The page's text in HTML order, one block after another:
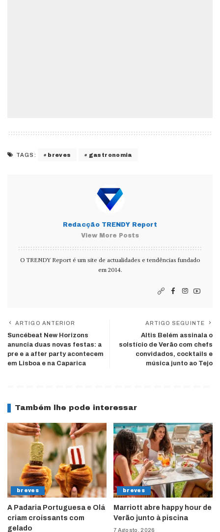
TAGS: breves gastronomia
Redacção TRENDY Report
View More Posts
O TRENDY Report é um site de actualidades e tendências fundado
em 2014.
ARTIGO ANTERIOR
Suncébeat New Horizons
anuncia duas novas festas: a
pre e a after party acontecem
em Lisboa e na Caparica
ARTIGO SEGUINTE
Altis Belém assinala o
solstício de Verão com chefs
convidados, cocktails e
música junto ao Tejo
Também lhe pode interessar
breves
A Padaria Portuguesa e Olá
criam croissants com
gelado
breves
Marriott abre happy hour de
Verão junto à piscina
7 Agosto, 2026